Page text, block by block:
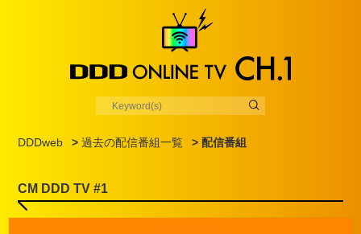
DDDweb >過去の配信番組一覧 > 配信番組
CM DDD TV #1